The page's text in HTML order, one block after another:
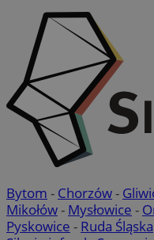
Bytom - Chorzów-
Mikołów- Mysłowice -
Pyskowice - Ruda Śląska